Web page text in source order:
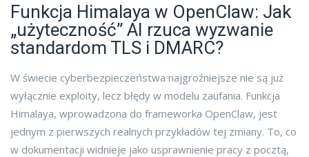
Funkcja Himalaya w OpenClaw: Jak
„użyteczność” AI rzuca wyzwanie
standardom TLS i DMARC?
W świecie cyberbezpieczeństwa najgroźniejsze nie są już
wyłącznie exploity, lecz błędy w modelu zaufania. Funkcja
Himalaya, wprowadzona do frameworka OpenClaw, jest
jednym z pierwszych realnych przykładów tej zmiany. To, co
w dokumentacji widnieje jako usprawnienie pracy z pocztą,